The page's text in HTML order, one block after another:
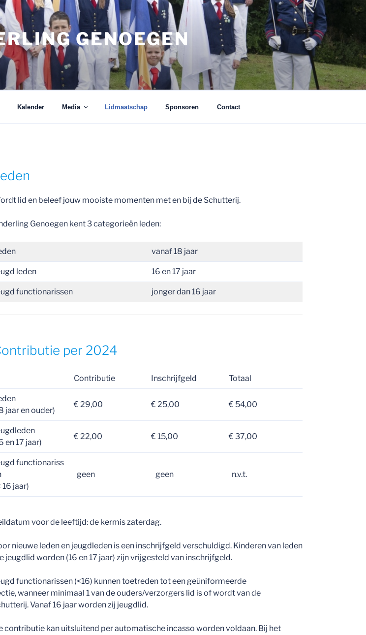
GENOEGEN
Kalender Media Lidmaatschap Sponsoren Contact
lid en beleef jouw mooiste momenten met en bij de Schutterij.
Genoegen kent 3 categorieën leden:
vanaf 18 jaar
leden 16 en 17 jaar
functionarissen jonger dan 16 jaar
per 2024
Contributie Inschrijfgeld Totaal
jaar en ouder)
€ 29,00 € 25,00 € 54,00
en 17 jaar)
€ 22,00 € 15,00 € 37,00
functionariss
16 jaar)
geen geen n.v.t.
voor de leeftijd: de kermis zaterdag.
nieuwe leden en jeugdleden is een inschrijfgeld verschuldigd. Kinderen van leden
jeugdlid worden (16 en 17 jaar) zijn vrijgesteld van inschrijfgeld.
functionarissen (<16) kunnen toetreden tot een geüniformeerde
wanneer minimaal 1 van de ouders/verzorgers lid is of wordt van de
Vanaf 16 jaar worden zij jeugdlid.
contributie kan uitsluitend per automatische incasso worden voldaan. Bij het